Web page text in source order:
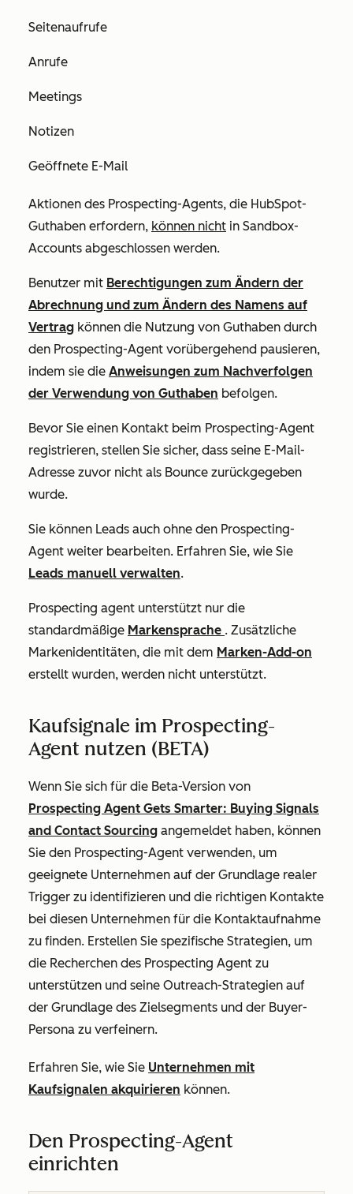
Seitenaufrufe
Anrufe
Meetings
Notizen
Geöffnete E-Mail
Aktionen des Prospecting-Agents, die HubSpot-
Guthaben erfordern, können nicht in Sandbox-
Accounts abgeschlossen werden.
Benutzer mit Berechtigungen zum Ändern der
Abrechnung und zum Ändern des Namens auf
Vertrag können die Nutzung von Guthaben durch
den Prospecting-Agent vorübergehend pausieren,
indem sie die Anweisungen zum Nachverfolgen
der Verwendung von Guthaben befolgen.
Bevor Sie einen Kontakt beim Prospecting-Agent
registrieren, stellen Sie sicher, dass seine E-Mail-
Adresse zuvor nicht als Bounce zurückgegeben
wurde.
Sie können Leads auch ohne den Prospecting-
Agent weiter bearbeiten. Erfahren Sie, wie Sie
Leads manuell verwalten.
Prospecting agent unterstützt nur die
standardmäßige Markensprache . Zusätzliche
Markenidentitäten, die mit dem Marken-Add-on
erstellt wurden, werden nicht unterstützt.
Kaufsignale im Prospecting-
Agent nutzen (BETA)
Wenn Sie sich für die Beta-Version von
Prospecting Agent Gets Smarter: Buying Signals
and Contact Sourcing angemeldet haben, können
Sie den Prospecting-Agent verwenden, um
geeignete Unternehmen auf der Grundlage realer
Trigger zu identifizieren und die richtigen Kontakte
bei diesen Unternehmen für die Kontaktaufnahme
zu finden. Erstellen Sie spezifische Strategien, um
die Recherchen des Prospecting Agent zu
unterstützen und seine Outreach-Strategien auf
der Grundlage des Zielsegments und der Buyer-
Persona zu verfeinern.
Erfahren Sie, wie Sie Unternehmen mit
Kaufsignalen akquirieren können.
Den Prospecting-Agent
einrichten